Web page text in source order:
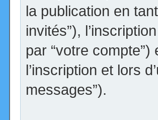
la publication en
invités”),
par “votre
l’inscription et lors
messages”).